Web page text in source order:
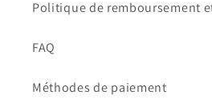
Politique de remboursement
FAQ
Méthodes de paiement